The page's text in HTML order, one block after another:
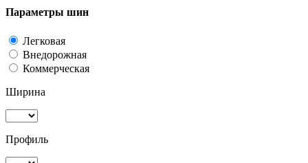
Параметры шин
Легковая
Внедорожная
Коммерческая
Ширина
Профиль